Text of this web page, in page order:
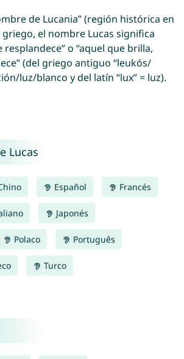
de Lucania” (región histórica en
el nombre Lucas significa
resplandece” o “aquel que brilla,
(del griego antiguo “leukós/
luz/blanco y del latín “lux” = luz).
Lucas
Español Francés
Japonés
Polaco Português
Turco